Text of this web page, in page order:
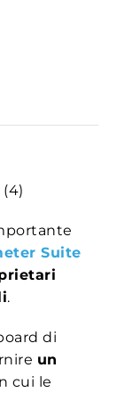
Suite
.
di
un
cui le